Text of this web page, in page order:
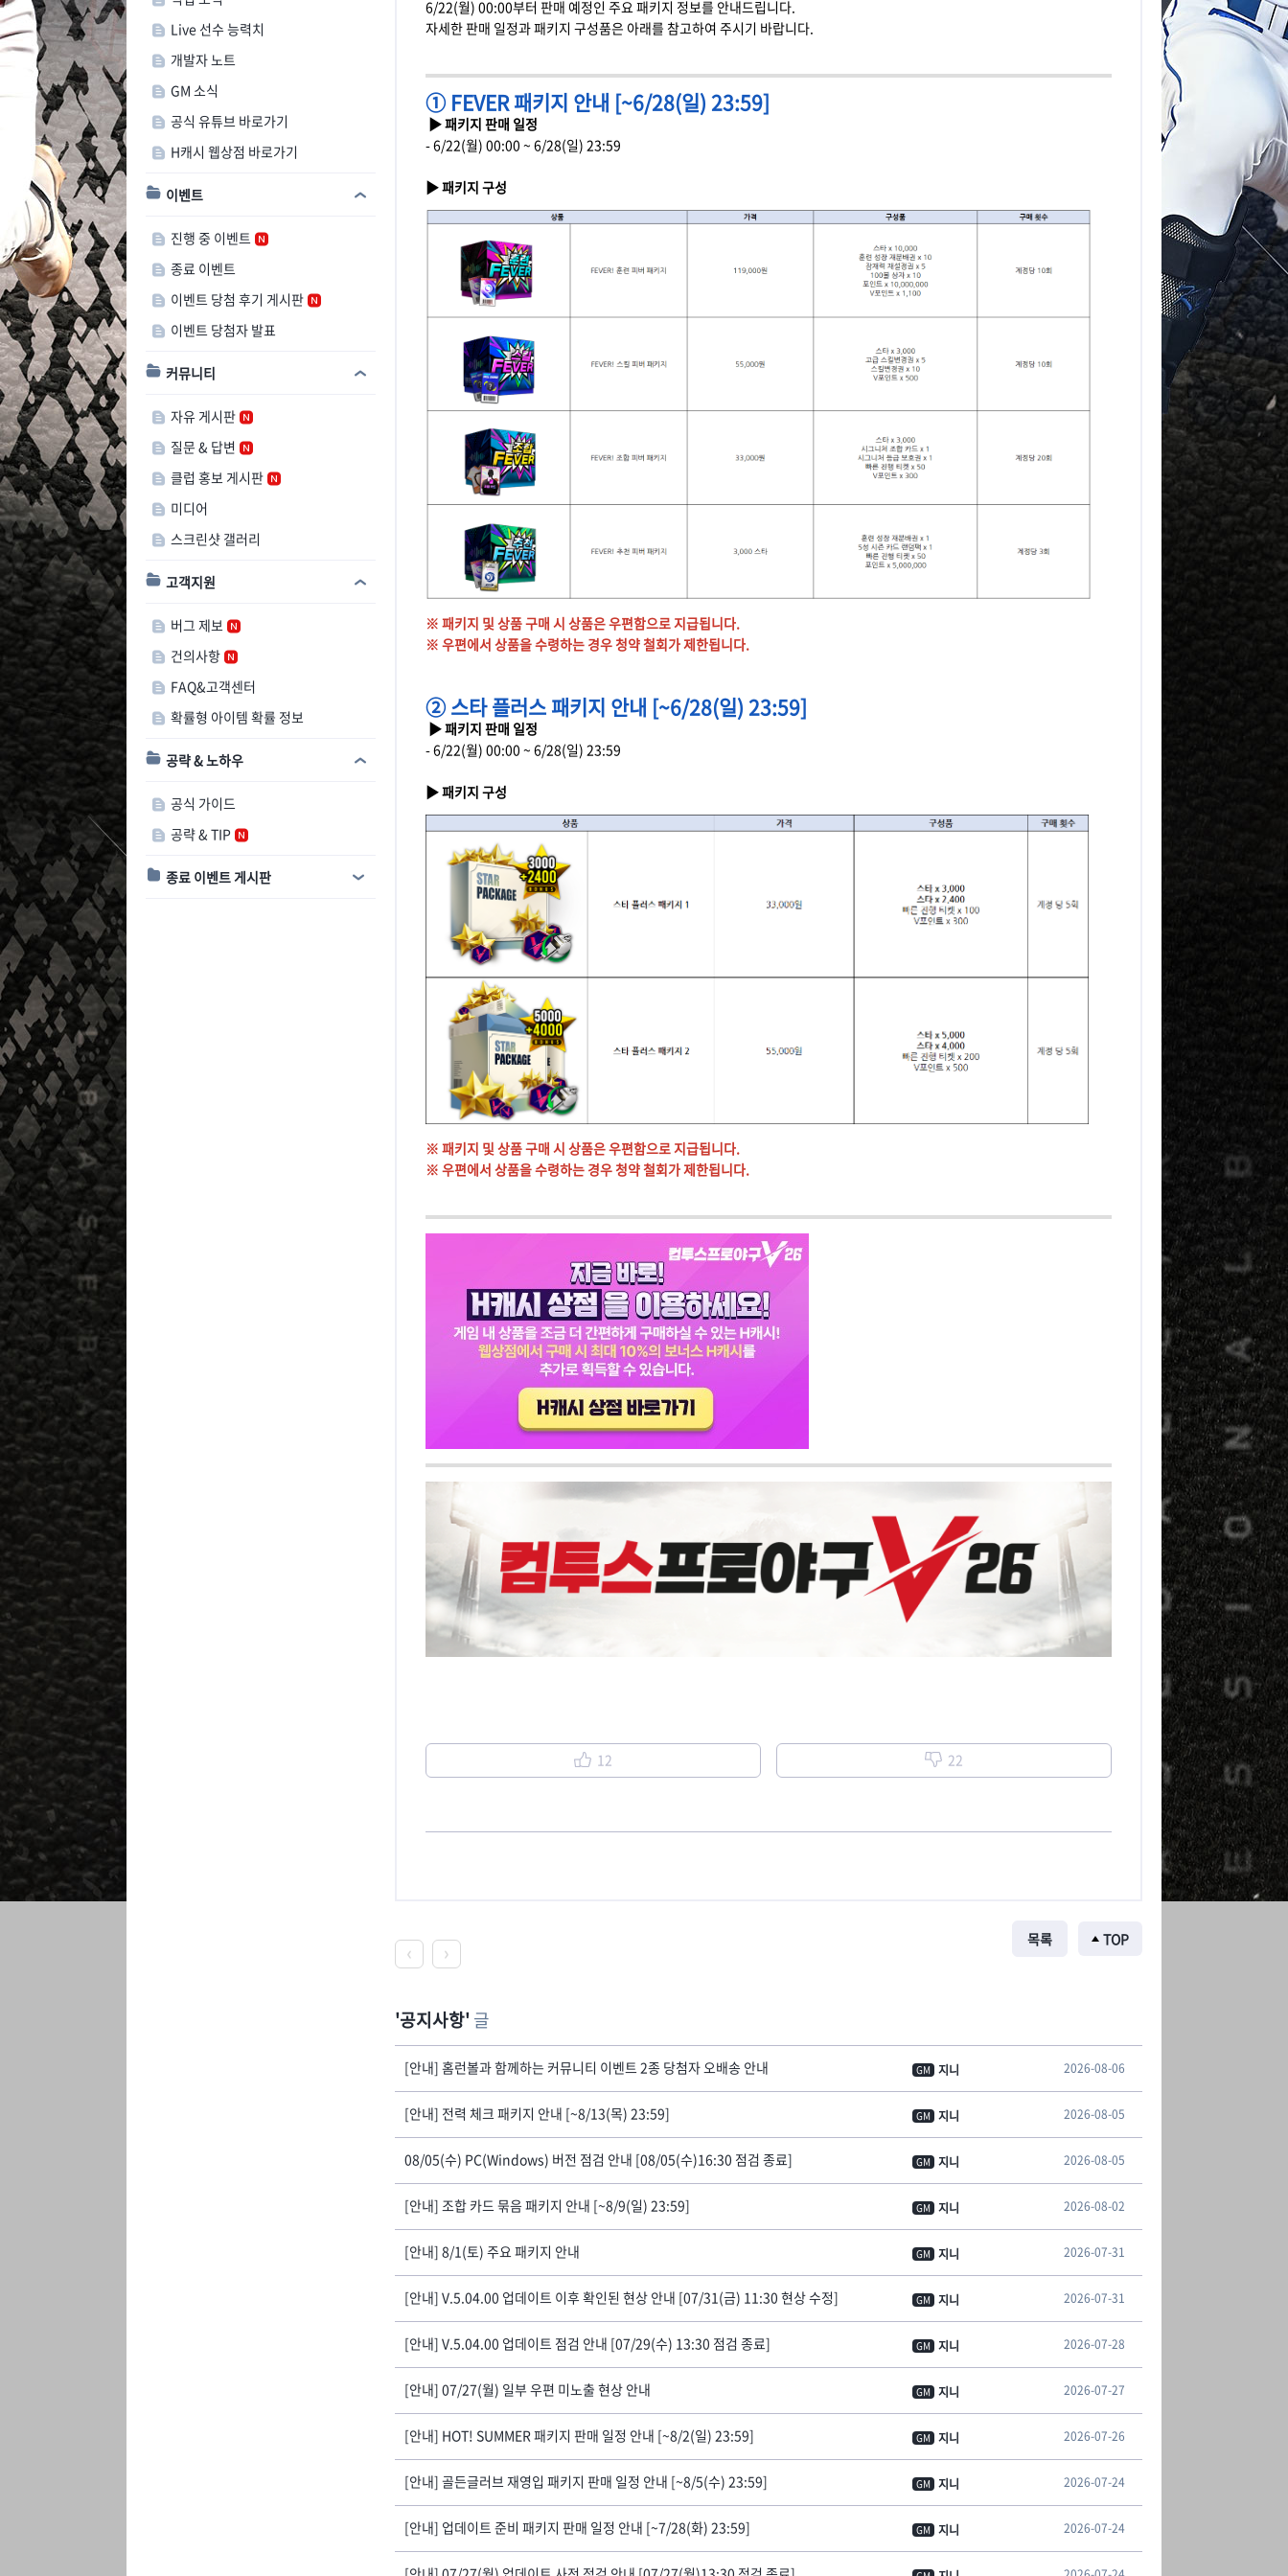
Live 선수 능력치
개발자 노트
GM 소식
공식 유튜브 바로가기
H캐시 웹상점 바로가기
이벤트
진행 중 이벤트
종료 이벤트
이벤트 당첨 후기 게시판
이벤트 당첨자 발표
커뮤니티
자유 게시판
질문 & 답변
클럽 홍보 게시판
미디어
스크린샷 갤러리
고객지원
버그 제보
건의사항
FAQ&고객센터
확률형 아이템 확률 정보
공략 & 노하우
공식 가이드
공략 & TIP
종료 이벤트 게시판
6/22(월) 00:00부터 판매 예정인 주요 패키지 정보를 안내드립니다.
자세한 판매 일정과 패키지 구성품은 아래를 참고하여 주시기 바랍니다.
① FEVER 패키지 안내 [~6/28(일) 23:59]
▶ 패키지 판매 일정
- 6/22(월) 00:00 ~ 6/28(일) 23:59
▶ 패키지 구성
※ 패키지 및 상품 구매 시 상품은 우편함으로 지급됩니다.
※ 우편에서 상품을 수령하는 경우 청약 철회가 제한됩니다.
② 스타 플러스 패키지 안내 [~6/28(일) 23:59]
▶ 패키지 판매 일정
- 6/22(월) 00:00 ~ 6/28(일) 23:59
▶ 패키지 구성
※ 패키지 및 상품 구매 시 상품은 우편함으로 지급됩니다.
※ 우편에서 상품을 수령하는 경우 청약 철회가 제한됩니다.
12 22
목록 TOP
공지사항 글
[안내] 홈런볼과 함께하는 커뮤니티 이벤트 2종 당첨자 오배송 안내 GM 지니 2026-08-06
[안내] 전력 체크 패키지 안내 [~8/13(목) 23:59] GM 지니 2026-08-05
08/05(수) PC(Windows) 버전 점검 안내 [08/05(수)16:30 점검 종료] GM 지니 2026-08-05
[안내] 조합 카드 묶음 패키지 안내 [~8/9(일) 23:59] GM 지니 2026-08-02
[안내] 8/1(토) 주요 패키지 안내 GM 지니 2026-07-31
[안내] V.5.04.00 업데이트 이후 확인된 현상 안내 [07/31(금) 11:30 현상 수정] GM 지니 2026-07-31
[안내] V.5.04.00 업데이트 점검 안내 [07/29(수) 13:30 점검 종료] GM 지니 2026-07-28
[안내] 07/27(월) 일부 우편 미노출 현상 안내 GM 지니 2026-07-27
[안내] HOT! SUMMER 패키지 판매 일정 안내 [~8/2(일) 23:59] GM 지니 2026-07-26
[안내] 골든글러브 재영입 패키지 판매 일정 안내 [~8/5(수) 23:59] GM 지니 2026-07-24
[안내] 업데이트 준비 패키지 판매 일정 안내 [~7/28(화) 23:59] GM 지니 2026-07-24